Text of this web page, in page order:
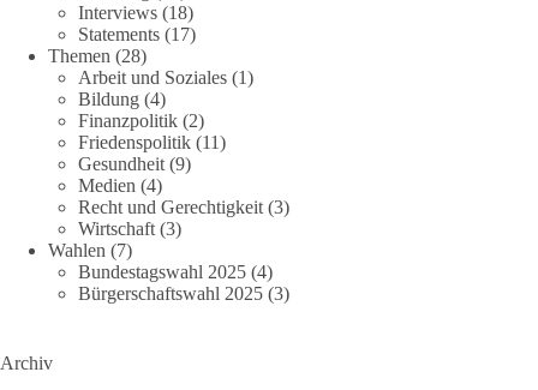
Interviews (18)
Statements (17)
Themen (28)
Arbeit und Soziales (1)
Bildung (4)
Finanzpolitik (2)
Friedenspolitik (11)
Gesundheit (9)
Medien (4)
Recht und Gerechtigkeit (3)
Wirtschaft (3)
Wahlen (7)
Bundestagswahl 2025 (4)
Bürgerschaftswahl 2025 (3)
Archiv